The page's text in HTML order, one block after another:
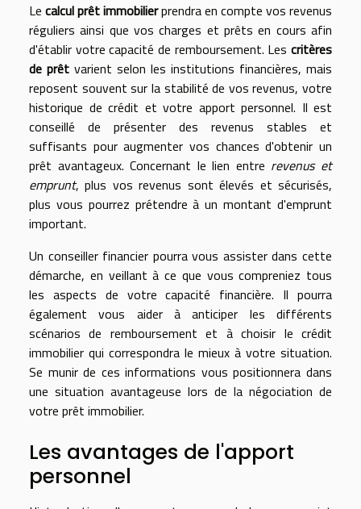
Le calcul prêt immobilierprendra en compte vos revenus
réguliers ainsi que vos charges et prêts en cours afin
d'établir votre capacité de remboursement. Les critères
de prêt varient selon les institutions financières, mais
reposent souvent sur la stabilité de vos revenus, votre
historique de crédit et votre apport personnel. Il est
conseillé de présenter des revenus stables et
suffisants pour augmenter vos chances d'obtenir un
prêt avantageux. Concernant le lien entre revenus et
emprunt, plus vos revenus sont élevés et sécurisés,
plus vous pourrez prétendre à un montant d'emprunt
important.
Un conseiller financier pourra vous assister dans cette
démarche, en veillant à ce que vous compreniez tous
les aspects de votre capacité financière. Il pourra
également vous aider à anticiper les différents
scénarios de remboursement et à choisir le crédit
immobilier qui correspondra le mieux à votre situation.
Se munir de ces informations vous positionnera dans
une situation avantageuse lors de la négociation de
votre prêt immobilier.
Les avantages de l'apport
personnel